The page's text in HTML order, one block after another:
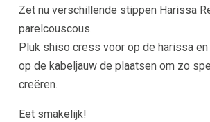
Zet nu verschillende stippen Harissa
parelcouscous.
Pluk shiso cress voor op de harissa
op de kabeljauw de plaatsen om zo
creëren.
Eet smakelijk!